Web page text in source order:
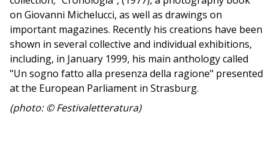
on Giovanni Michelucci, as well as drawings on
important magazines. Recently his creations have been
shown in several collective and individual exhibitions,
including, in January 1999, his main anthology called
"Un sogno fatto alla presenza della ragione" presented
at the European Parliament in Strasburg.
(photo: © Festivaletteratura)